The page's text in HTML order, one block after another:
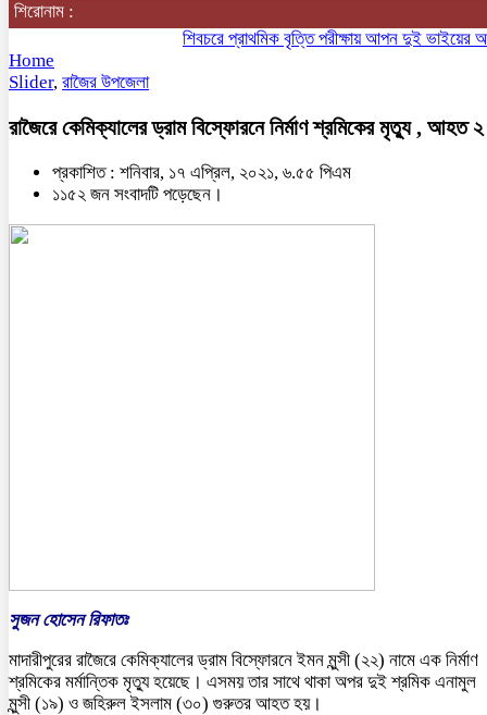
শিরোনাম :
শিবচরে প্রাথমিক বৃত্তি পরীক্ষায় আপন দুই ভাইয়ের অনন্য
Home
Slider, রাজৈর উপজেলা
রাজৈরে কেমিক্যালের ড্রাম বিস্ফোরনে নির্মাণ শ্রমিকের মৃত্যু , আহত ২
প্রকাশিত : শনিবার, ১৭ এপ্রিল, ২০২১, ৬.৫৫ পিএম
১১৫২ জন সংবাদটি পড়েছেন।
সুজন হোসেন রিফাতঃ
মাদারীপুরের রাজৈরে কেমিক্যালের ড্রাম বিস্ফোরনে ইমন মুন্সী (২২) নামে এক নির্মাণ
শ্রমিকের মর্মান্তিক মৃত্যু হয়েছে। এসময় তার সাথে থাকা অপর দুই শ্রমিক এনামুল
মুন্সী (১৯) ও জহিরুল ইসলাম (৩০) গুরুতর আহত হয়।